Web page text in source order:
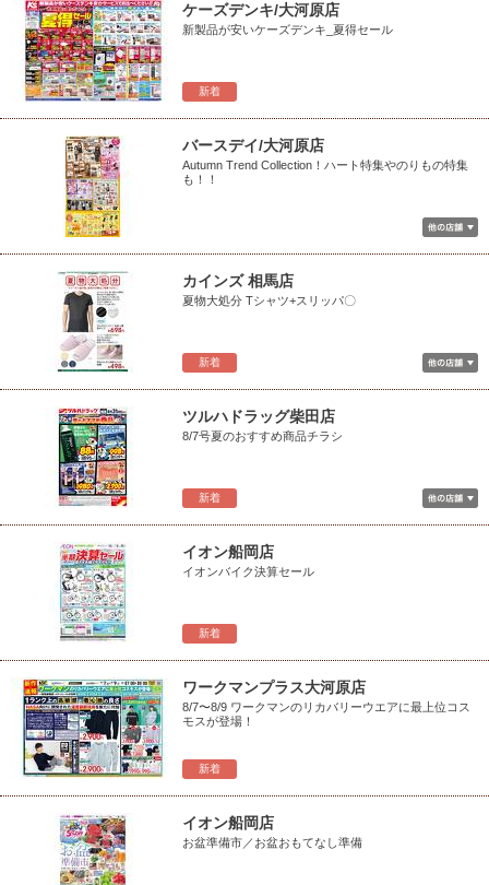
新着
ケーズデンキ/大河原店
新製品が安いケーズデンキ_夏得セール
バースデイ/大河原店
Autumn Trend Collection！ハート特集やのりもの特集
も！！
新着
カインズ 相馬店
夏物大処分 Tシャツ+スリッパ〇
新着
ツルハドラッグ柴田店
8/7号夏のおすすめ商品チラシ
新着
イオン船岡店
イオンバイク決算セール
新着
ワークマンプラス大河原店
8/7〜8/9 ワークマンのリカバリーウエアに最上位コス
モスが登場！
イオン船岡店
お盆準備市／お盆おもてなし準備